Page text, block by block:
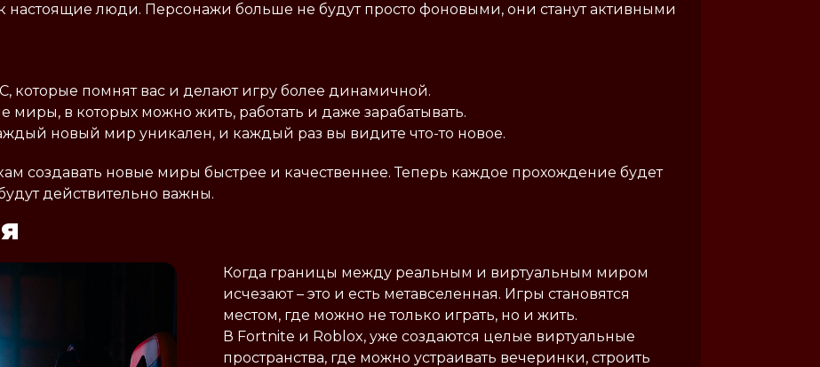
настоящие люди. Персонажи больше не будут просто фоновыми, они станут активными
которые помнят вас и делают игру более динамичной.
миры, в которых можно жить, работать и даже зарабатывать.
новый мир уникален, и каждый раз вы видите что-то новое.
создавать новые миры быстрее и качественнее. Теперь каждое прохождение будет
действительно важны.
Когда границы между реальным и виртуальным миром
исчезают – это и есть метавселенная. Игры становятся
местом, где можно не только играть, но и жить.
В Fortnite и Roblox, уже создаются целые виртуальные
пространства, где можно устраивать вечеринки, строить